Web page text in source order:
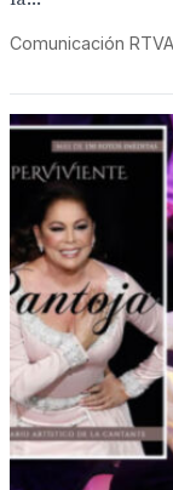
Comunicación RTVA